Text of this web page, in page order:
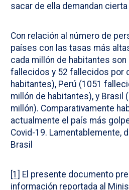
sacar de ella demandan
Con relación al número de
países con las tasas más
cada millón de habitantes son
fallecidos y 52 fallecidos por
habitantes), Perú (1051
millón de habitantes), y Brasil
millón). Comparativamente
actualmente el país más
Covid-19. Lamentablemente,
Brasil
[1] El presente documento
información reportada al